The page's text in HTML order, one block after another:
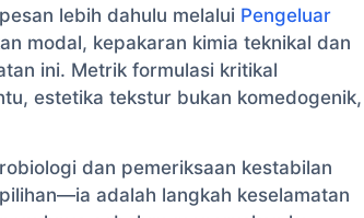
lebih dahulu melalui Pengeluar
modal, kepakaran kimia teknikal dan
ini. Metrik formulasi kritikal
estetika tekstur bukan komedogenik,
dan pemeriksaan kestabilan
adalah langkah keselamatan